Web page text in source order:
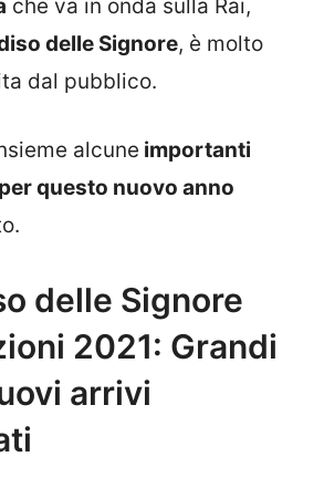
che va in onda sulla Rai,
delle Signore, è molto
dal pubblico.
alcune importanti
questo nuovo anno
delle Signore
2021: Grandi
arrivi